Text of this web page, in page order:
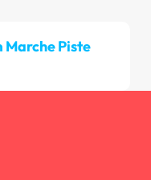
Marche Piste